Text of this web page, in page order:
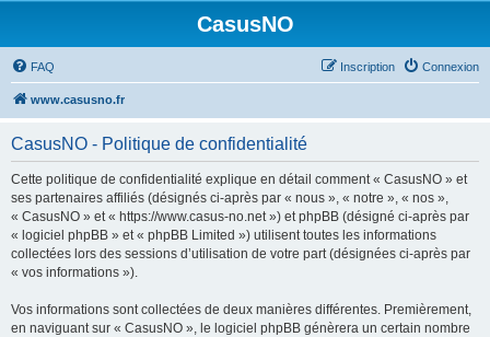
CasusNO
FAQ Connexion
Inscription
www.casusno.fr
CasusNO - Politique de confidentialité
Cette politique de confidentialité explique en détail comment « CasusNO » et
ses partenaires affiliés (désignés ci-après par « nous », « notre », « nos »,
« CasusNO » et « https://www.casus-no.net ») et phpBB (désigné ci-après par
« logiciel phpBB » et « phpBB Limited ») utilisent toutes les informations
collectées lors des sessions d’utilisation de votre part (désignées ci-après par
« vos informations »).
Vos informations sont collectées de deux manières différentes. Premièrement,
en naviguant sur « CasusNO », le logiciel phpBB génèrera un certain nombre